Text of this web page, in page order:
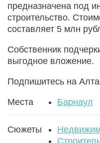
предназначена под
строительство.
составляет 5 млн
Собственник
выгодное вложение.
Подпишитесь на
Места Барнаул
Сюжеты